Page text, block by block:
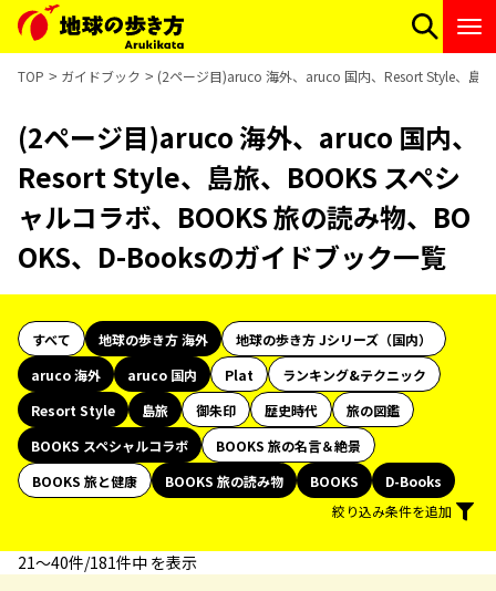
TOP ガイドブック (2ページ目)aruco 海外、aruco 国内、Resort Style、島
(2ページ目)aruco 海外、aruco 国内、
Resort Style、島旅、BOOKS スペシ
ャルコラボ、BOOKS 旅の読み物、BO
OKS、D-Booksのガイドブック一覧
すべて 地球の歩き方 海外
地球の歩き方 Jシリーズ（国内）
aruco 海外
aruco 国内 Plat
ランキング&テクニック
Resort Style
島旅 御朱印 歴史時代
旅の図鑑
BOOKS スペシャルコラボ
BOOKS 旅の名言＆絶景
BOOKS 旅と健康
BOOKS 旅の読み物 BOOKS
D-Books
絞り込み条件を追加
21〜40件/181件中 を表示